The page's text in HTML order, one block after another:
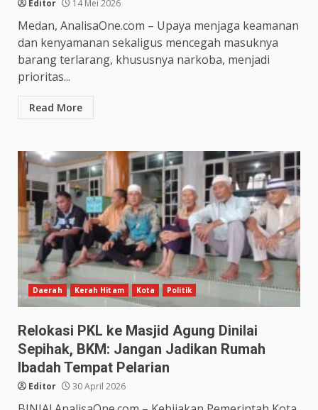
Editor 14 Mei 2026
Medan, AnalisaOne.com – Upaya menjaga keamanan
dan kenyamanan sekaligus mencegah masuknya
barang terlarang, khususnya narkoba, menjadi
prioritas...
Read More
Daerah Kerah Hitam Kota Politik
Relokasi PKL ke Masjid Agung Dinilai
Sepihak, BKM: Jangan Jadikan Rumah
Ibadah Tempat Pelarian
Editor 30 April 2026